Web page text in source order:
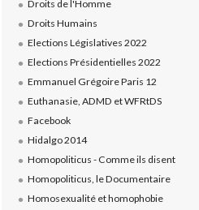
Droits de l'Homme
Droits Humains
Elections Législatives 2022
Elections Présidentielles 2022
Emmanuel Grégoire Paris 12
Euthanasie, ADMD et WFRtDS
Facebook
Hidalgo 2014
Homopoliticus - Comme ils disent
Homopoliticus, le Documentaire
Homosexualité et homophobie